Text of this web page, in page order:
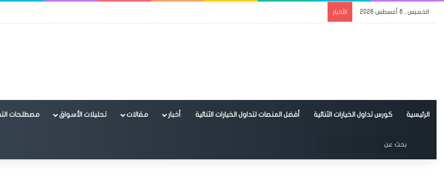
الخميس , 6 أغسطس 2026 الأخبار
الرئيسية كورس تداول الخيارات الثنائية أفضل المنصات لتداول الخيارات الثنائية أخبار مقالات تحليلات الأسواق مصطلحات
الوضع المظلم
عن